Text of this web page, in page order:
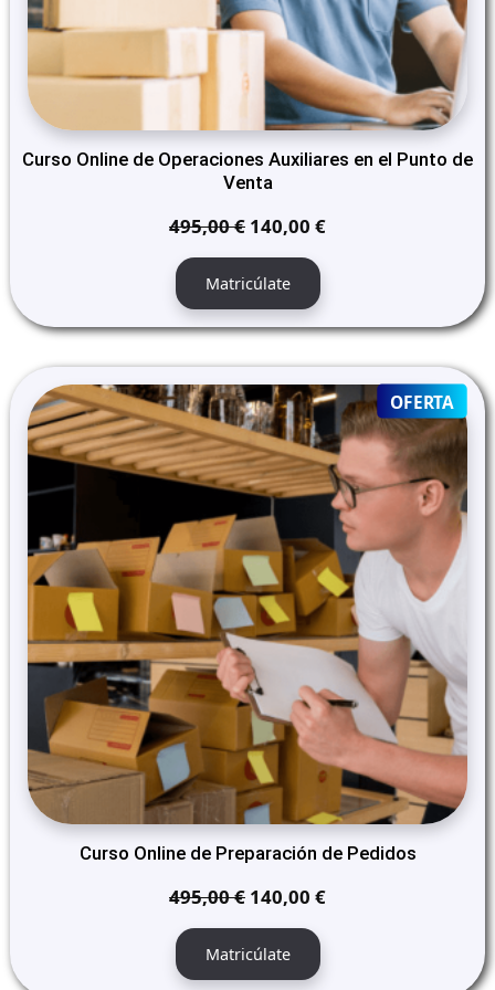
Curso Online de Operaciones Auxiliares en el Punto de
Venta
495,00€ El
precio
original
era:
495,00 €.
140,00 €El
140,00 €.
Matricúlate
OFERTA
ON
SALE
Curso Online de Preparación de Pedidos
495,00€ El
precio
original
era:
140,00 €El
Matricúlate